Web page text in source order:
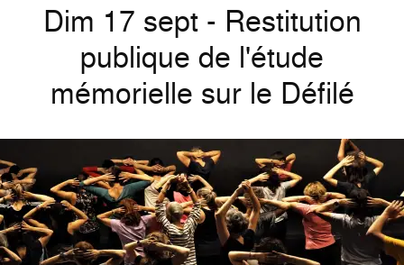
Dim 17 sept - Restitution
publique de l'étude
mémorielle sur le Défilé